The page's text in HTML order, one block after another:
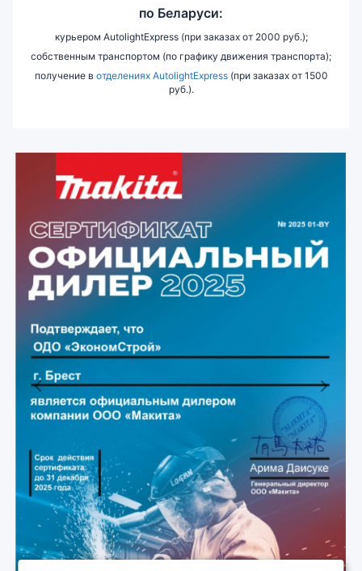
по Беларуси:
курьером AutolightExpress (при заказах от 2000 руб.);
собственным транспортом (по графику движения транспорта);
получение в отделениях AutolightExpress(при заказах от 1500
руб.).
Previous Next